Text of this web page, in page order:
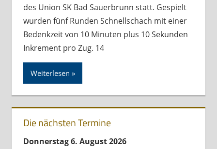
des Union SK Bad Sauerbrunn statt. Gespielt
wurden fünf Runden Schnellschach mit einer
Bedenkzeit von 10 Minuten plus 10 Sekunden
Inkrement pro Zug. 14
Weiterlesen
Die nächsten Termine
Donnerstag6. August2026